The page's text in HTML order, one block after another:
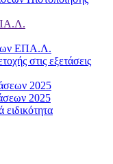
ΕΠΑ.Λ.
στις εξετάσεις
2025
2025